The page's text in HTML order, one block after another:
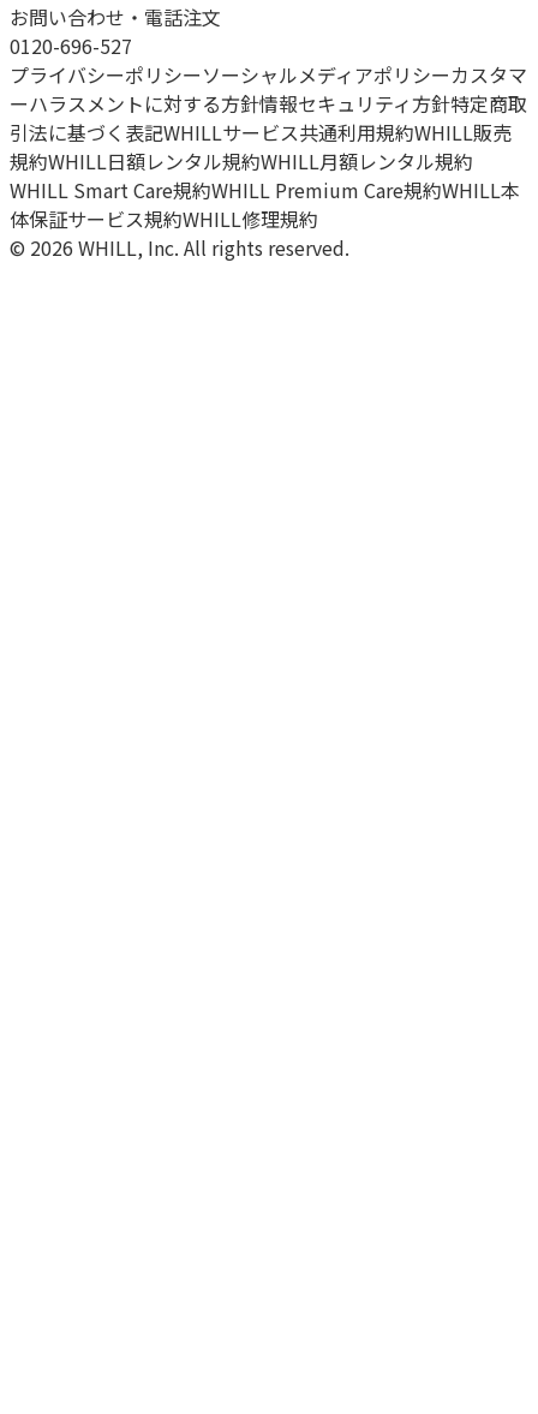
お問い合わせ・電話注文
0120-696-527
プライバシーポリシーソーシャルメディアポリシーカスタマ
ーハラスメントに対する方針情報セキュリティ方針特定商取
引法に基づく表記WHILLサービス共通利用規約WHILL販売
規約WHILL日額レンタル規約WHILL月額レンタル規約
WHILL Smart Care規約WHILL Premium Care規約WHILL本
体保証サービス規約WHILL修理規約
© 2026 WHILL, Inc. All rights reserved.